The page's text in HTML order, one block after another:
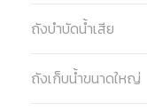
ถังบำบัดน้ำเสีย
ถังเก็บน้ำขนาดใหญ่